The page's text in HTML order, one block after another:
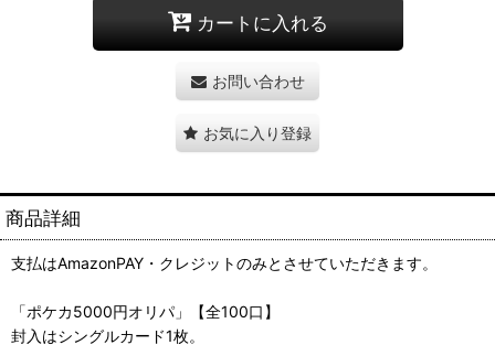
カートに入れる
お問い合わせ
お気に入り登録
商品詳細
支払はAmazonPAY・クレジットのみとさせていただきます。
「ポケカ5000円オリパ」【全100口】
封入はシングルカード1枚。